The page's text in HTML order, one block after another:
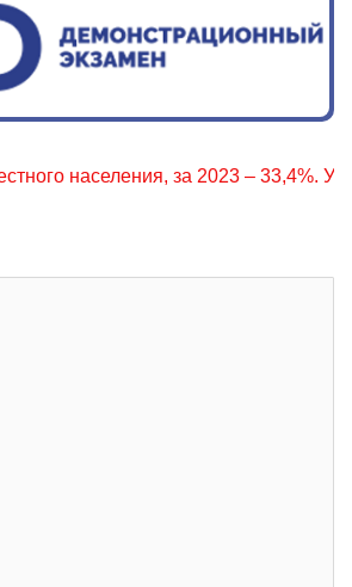
за 2023 – 33,4%.